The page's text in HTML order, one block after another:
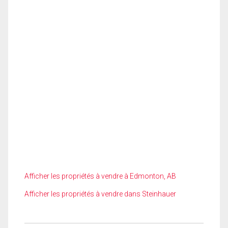
Afficher les propriétés à vendre à Edmonton, AB
Afficher les propriétés à vendre dans Steinhauer